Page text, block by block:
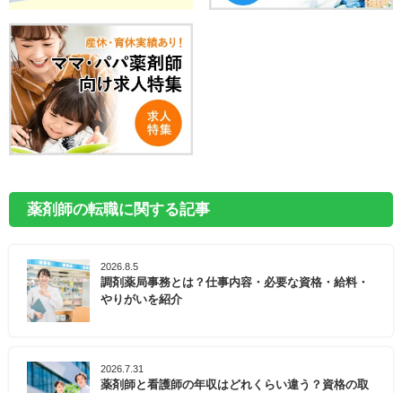
薬剤師の転職に関する記事
2026.8.5
調剤薬局事務とは？仕事内容・必要な資格・給料・
やりがいを紹介
2026.7.31
薬剤師と看護師の年収はどれくらい違う？資格の取